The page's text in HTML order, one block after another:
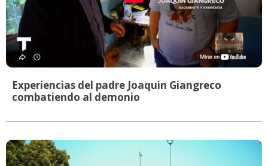
Experiencias del padre Joaquin Giangreco
combatiendo al demonio